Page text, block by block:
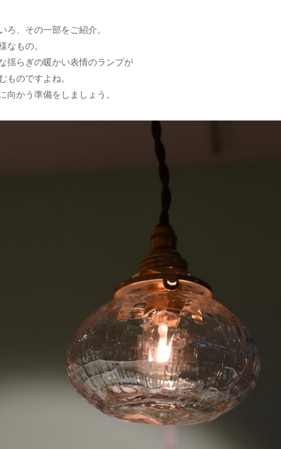
、その一部をご紹介。
なもの。
揺らぎの暖かい表情のランプが
ものですよね。
向かう準備をしましょう。